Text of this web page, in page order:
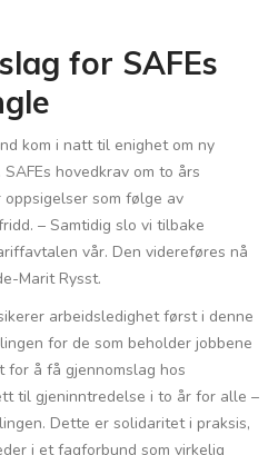
for SAFEs
kom i natt til enighet om ny
hovedkrav om to års
som følge av
– Samtidig slo vi tilbake
vår. Den videreføres nå
Marit Rysst.
arbeidsledighet først i denne
for de som beholder jobbene
for å få gjennomslag hos
til gjeninntredelse i to år for alle –
Dette er solidaritet i praksis,
i et fagforbund som virkelig